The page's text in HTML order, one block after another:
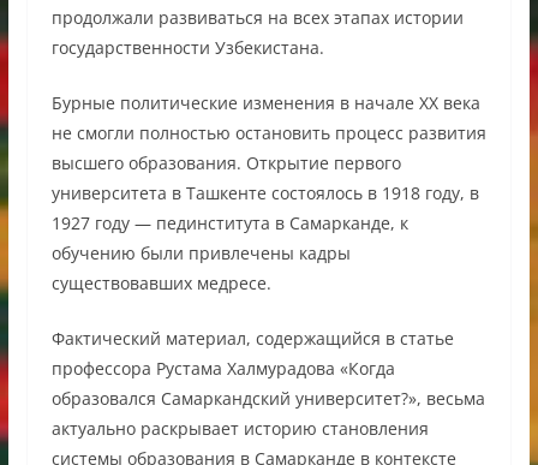
продолжали развиваться на всех этапах истории
государственности Узбекистана.
Бурные политические изменения в начале ХХ века
не смогли полностью остановить процесс развития
высшего образования. Открытие первого
университета в Ташкенте состоялось в 1918 году, в
1927 году — пединститута в Самарканде, к
обучению были привлечены кадры
существовавших медресе.
Фактический материал, содержащийся в статье
профессора Рустама Халмурадова «Когда
образовался Самаркандский университет?», весьма
актуально раскрывает историю становления
системы образования в Самарканде в контексте